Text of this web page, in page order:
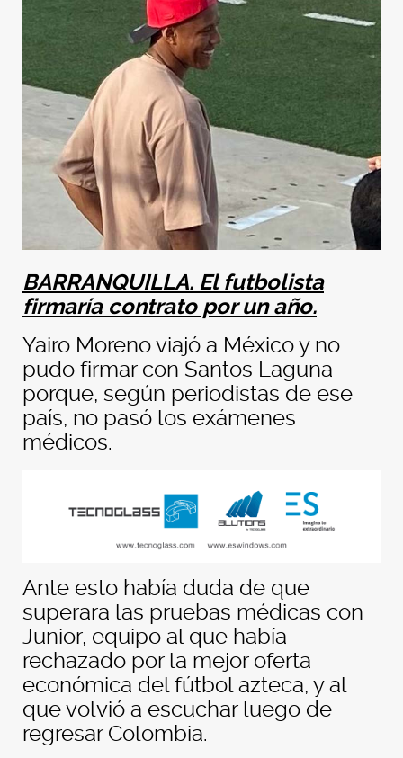
BARRANQUILLA. El futbolista
firmaría contrato por un año.
Yairo Moreno viajó a México y no
pudo firmar con Santos Laguna
porque, según periodistas de ese
país, no pasó los exámenes
médicos.
Ante esto había duda de que
superara las pruebas médicas con
Junior, equipo al que había
rechazado por la mejor oferta
económica del fútbol azteca, y al
que volvió a escuchar luego de
regresar Colombia.